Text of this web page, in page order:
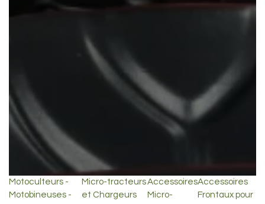
Motoculteurs -
Motobineuses -
Micro-tracteurs
et Chargeurs
Accessoires
Micro-
Accessoires
Frontaux pour